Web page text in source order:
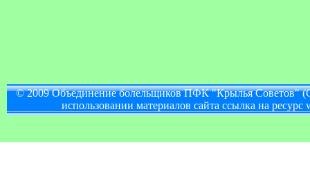
© 2009 Объединение болельщиков ПФК "Крылья
использовании материалов сайта ссылка на ресурс